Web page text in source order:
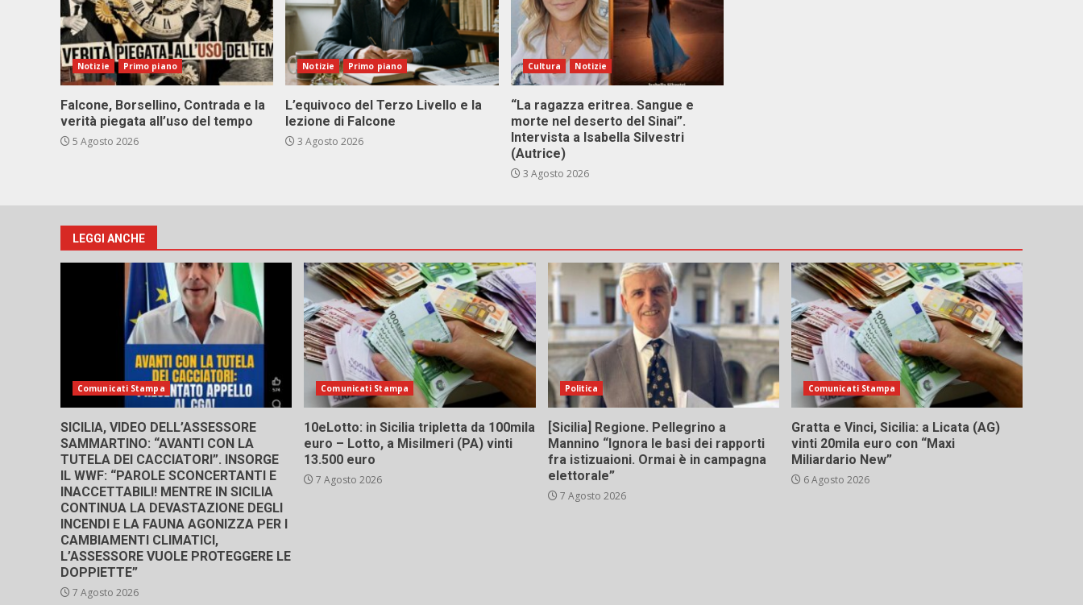
Notizie Primo piano
Falcone, Borsellino, Contrada e la
verità piegata all’uso del tempo
5 Agosto 2026
Notizie Primo piano
L’equivoco del Terzo Livello e la
lezione di Falcone
3 Agosto 2026
Cultura Notizie
“La ragazza eritrea. Sangue e
morte nel deserto del Sinai”.
Intervista a Isabella Silvestri
(Autrice)
3 Agosto 2026
LEGGI ANCHE
Comunicati Stampa
SICILIA, VIDEO DELL’ASSESSORE
SAMMARTINO: “AVANTI CON LA
TUTELA DEI CACCIATORI”. INSORGE
IL WWF: “PAROLE SCONCERTANTI E
INACCETTABILI! MENTRE IN SICILIA
CONTINUA LA DEVASTAZIONE DEGLI
INCENDI E LA FAUNA AGONIZZA PER I
CAMBIAMENTI CLIMATICI,
L’ASSESSORE VUOLE PROTEGGERE LE
DOPPIETTE”
7 Agosto 2026
Comunicati Stampa
10eLotto: in Sicilia tripletta da 100mila
euro – Lotto, a Misilmeri (PA) vinti
13.500 euro
7 Agosto 2026
Politica
[Sicilia] Regione. Pellegrino a
Mannino “Ignora le basi dei rapporti
fra istizuaioni. Ormai è in campagna
elettorale”
7 Agosto 2026
Comunicati Stampa
Gratta e Vinci, Sicilia: a Licata (AG)
vinti 20mila euro con “Maxi
Miliardario New”
6 Agosto 2026